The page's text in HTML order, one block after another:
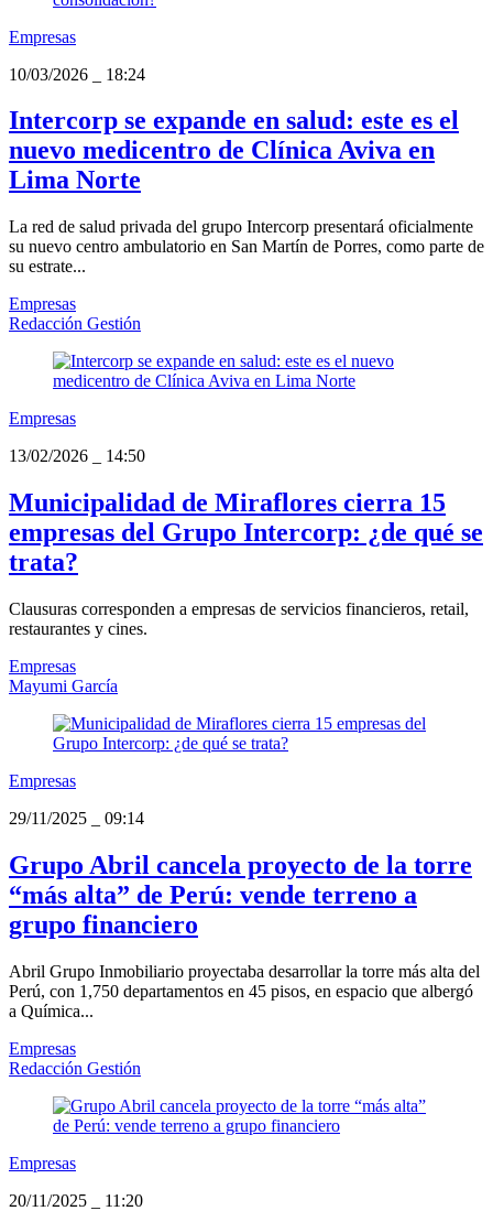
Empresas
10/03/2026
18:24
Intercorp se expande en salud: este es el
nuevo medicentro de Clínica Aviva en
Lima Norte
La red de salud privada del grupo Intercorp presentará oficialmente
su nuevo centro ambulatorio en San Martín de Porres, como parte de
su estrate...
Empresas
Redacción Gestión
Empresas
13/02/2026
14:50
Municipalidad de Miraflores cierra 15
empresas del Grupo Intercorp: ¿de qué se
trata?
Clausuras corresponden a empresas de servicios financieros, retail,
restaurantes y cines.
Empresas
Mayumi García
Empresas
29/11/2025
09:14
Grupo Abril cancela proyecto de la torre
“más alta” de Perú: vende terreno a
grupo financiero
Abril Grupo Inmobiliario proyectaba desarrollar la torre más alta del
Perú, con 1,750 departamentos en 45 pisos, en espacio que albergó
a Química...
Empresas
Redacción Gestión
Empresas
20/11/2025
11:20